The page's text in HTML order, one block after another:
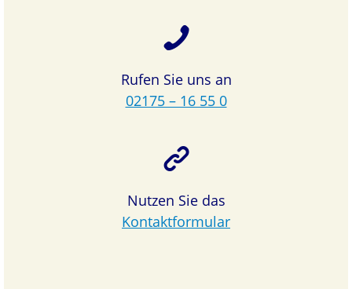
Rufen Sie uns an
02175 – 16 55 0
Nutzen Sie das
Kontaktformular